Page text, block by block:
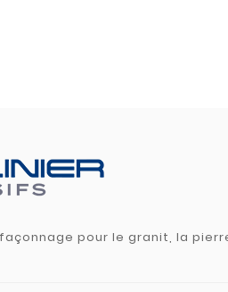
pour le granit, la